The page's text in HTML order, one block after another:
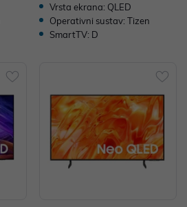
Vrsta ekrana: QLED
Operativni sustav: Tizen
SmartTV: D